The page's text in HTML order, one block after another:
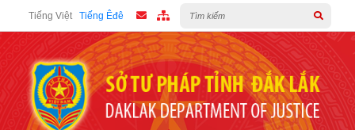
Tiếng Việt Tiếng Êđê